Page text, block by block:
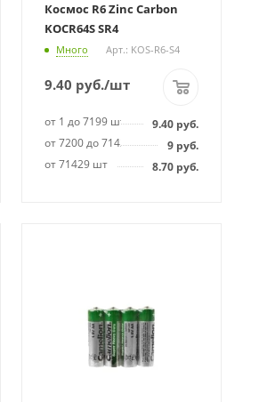
Космос R6 Zinc Carbon
KOCR64S SR4
Много Арт.: KOS-R6-S4
9.40 руб./шт
от 1 до 7199 шт 9.40 руб.
от 7200 до 71428 шт
9 руб.
от 71429 шт
8.70 руб.